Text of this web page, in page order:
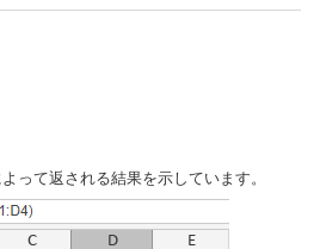
って返される結果を示しています。